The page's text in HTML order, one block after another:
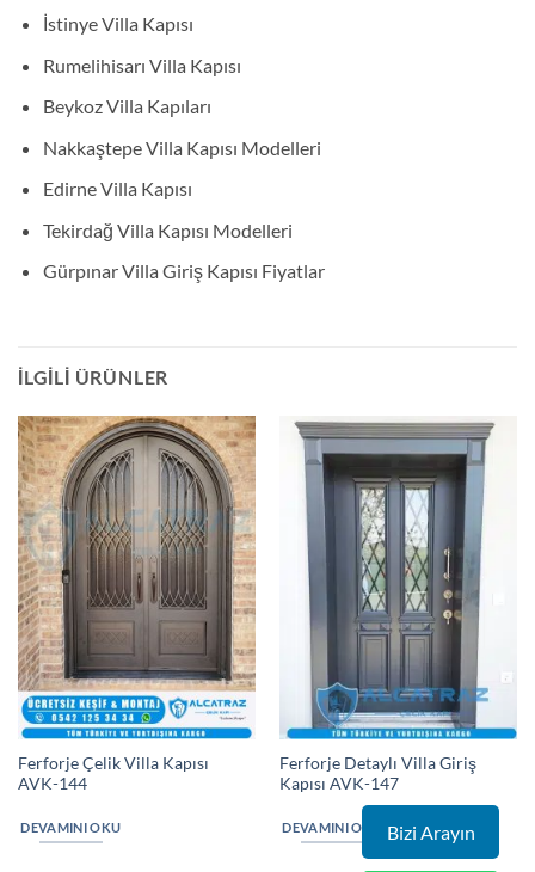
İstinye Villa Kapısı
Rumelihisarı Villa Kapısı
Beykoz Villa Kapıları
Nakkaştepe Villa Kapısı Modelleri
Edirne Villa Kapısı
Tekirdağ Villa Kapısı Modelleri
Gürpınar Villa Giriş Kapısı Fiyatlar
İLGILI ÜRÜNLER
Ferforje Çelik Villa Kapısı
AVK-144
DEVAMINI OKU
Ferforje Detaylı Villa Giriş
Kapısı AVK-147
DEVAMINI OKU Bizi Arayın